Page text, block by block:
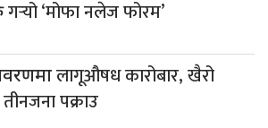
गर्‍यो ‘मोफा नलेज फोरम’
लागूऔषध कारोबार, खैरो
पक्राउ